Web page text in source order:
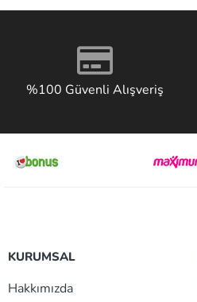
%100 Güvenli Alışveriş
KURUMSAL
Hakkımızda